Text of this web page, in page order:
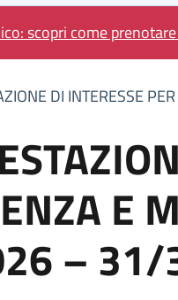
scopri come
DI INTERESSE
E
–